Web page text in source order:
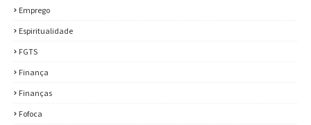
Emprego
Espiritualidade
FGTS
Finança
Finanças
Fofoca